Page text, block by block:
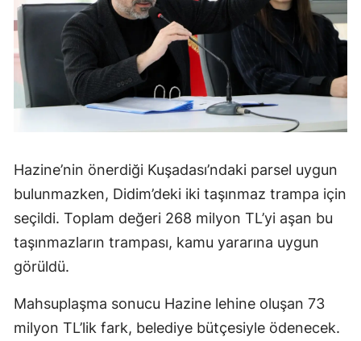
Hazine’nin önerdiği Kuşadası’ndaki parsel uygun
bulunmazken, Didim’deki iki taşınmaz trampa için
seçildi. Toplam değeri 268 milyon TL’yi aşan bu
taşınmazların trampası, kamu yararına uygun
görüldü.
Mahsuplaşma sonucu Hazine lehine oluşan 73
milyon TL’lik fark, belediye bütçesiyle ödenecek.